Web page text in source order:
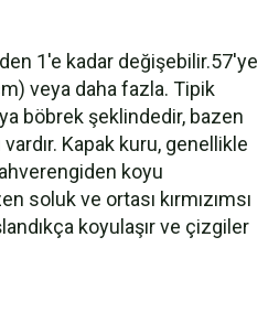
1'e kadar değişebilir.57'ye
veya daha fazla. Tipik
böbrek şeklindedir, bazen
vardır. Kapak kuru, genellikle
koyu
soluk ve ortası kırmızımsı
koyulaşır ve çizgiler